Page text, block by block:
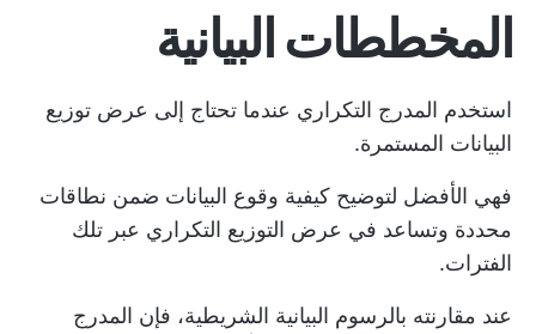
المخططات البيانية
استخدم المدرج التكراري عندما تحتاج إلى عرض توزيع
البيانات المستمرة.
فهي الأفضل لتوضيح كيفية وقوع البيانات ضمن نطاقات
محددة وتساعد في عرض التوزيع التكراري عبر تلك
الفترات.
عند مقارنته بالرسوم البيانية الشريطية، فإن المدرج